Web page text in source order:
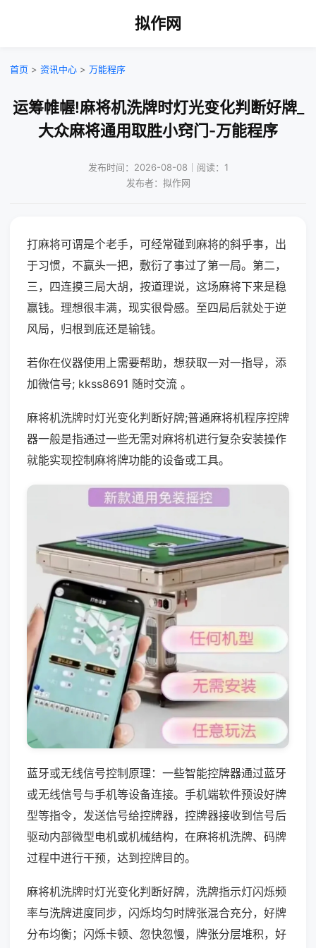
拟作网
首页 > 资讯中心 > 万能程序
运筹帷幄!麻将机洗牌时灯光变化判断好牌_
大众麻将通用取胜小窍门-万能程序
发布时间：2026-08-08｜阅读：1
发布者：拟作网
打麻将可谓是个老手，可经常碰到麻将的斜乎事，出
于习惯，不赢头一把，敷衍了事过了第一局。第二，
三，四连摸三局大胡，按道理说，这场麻将下来是稳
赢钱。理想很丰满，现实很骨感。至四局后就处于逆
风局，归根到底还是输钱。
若你在仪器使用上需要帮助，想获取一对一指导，添
加微信号; kkss8691 随时交流 。
麻将机洗牌时灯光变化判断好牌;普通麻将机程序控牌
器一般是指通过一些无需对麻将机进行复杂安装操作
就能实现控制麻将牌功能的设备或工具。
蓝牙或无线信号控制原理：一些智能控牌器通过蓝牙
或无线信号与手机等设备连接。手机端软件预设好牌
型等指令，发送信号给控牌器，控牌器接收到信号后
驱动内部微型电机或机械结构，在麻将机洗牌、码牌
过程中进行干预，达到控牌目的。
麻将机洗牌时灯光变化判断好牌，洗牌指示灯闪烁频
率与洗牌进度同步，闪烁均匀时牌张混合充分，好牌
分布均衡；闪烁卡顿、忽快忽慢，牌张分层堆积，好